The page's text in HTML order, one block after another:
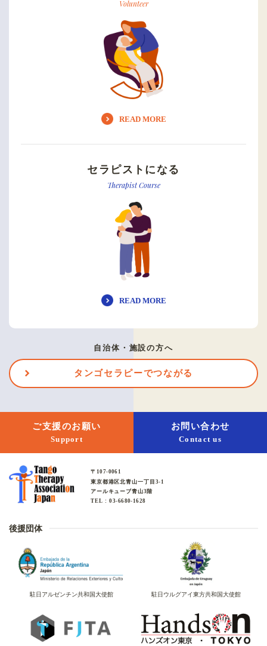
Volunteer
READ MORE
セラピストになる
Therapist Course
READ MORE
自治体・施設の方へ
タンゴセラピーでつながる
ご支援のお願い
Support
お問い合わせ
Contact us
〒107-0061
東京都港区北青山一丁目3-1
アールキューブ青山3階
TEL : 03-6680-1628
後援団体
駐日アルゼンチン共和国大使館 駐日ウルグアイ東方共和国大使館